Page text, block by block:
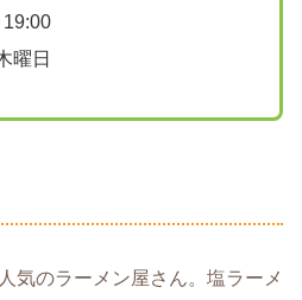
曜日
気のラーメン屋さん。塩ラーメ